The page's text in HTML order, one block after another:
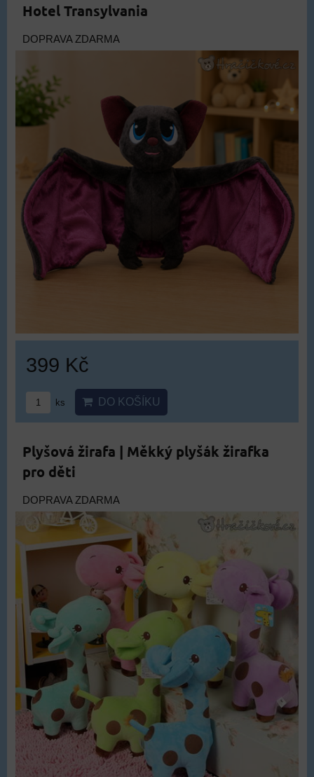
Hotel Transylvania
DOPRAVA ZDARMA
399 Kč
ks DO KOŠÍKU
Plyšová žirafa | Měkký plyšák žirafka
pro děti
DOPRAVA ZDARMA